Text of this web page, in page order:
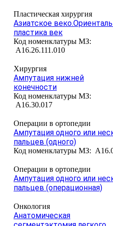
Пластическая хирургия
Азиатское
пластика век
Код номенклатуры МЗ:
A16.26.111.010
Хирургия
Ампутация нижней
конечности
Код номенклатуры МЗ:
A16.30.017
Операции в ортопедии
Ампутация одного или
пальцев (одного)
Код номенклатуры МЗ:
Операции в ортопедии
Ампутация одного или
пальцев (операционная)
Онкология
Анатомическая